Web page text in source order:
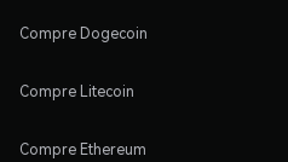
Compre Dogecoin
Compre Litecoin
Compre Ethereum